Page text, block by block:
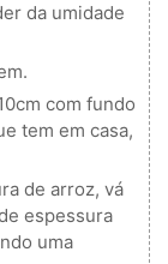
da umidade
com fundo
tem em casa,
de arroz, vá
espessura
uma